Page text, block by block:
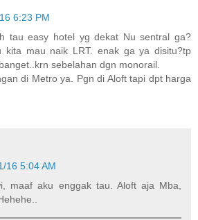
6:23 PM
tau easy hotel yg dekat Nu sentral ga?
kita mau naik LRT. enak ga ya disitu?tp
sebelahan dgn monorail.
di Metro ya. Pgn di Aloft tapi dpt harga
16 5:04 AM
maaf aku enggak tau. Aloft aja Mba,